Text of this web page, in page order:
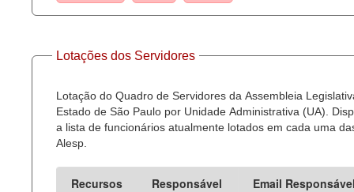
Lotações dos Servidores
Lotação do Quadro de Servidores da Assembleia
Estado de São Paulo por Unidade Administrativa (UA).
a lista de funcionários atualmente lotados em cada uma
Alesp.
Recursos Responsável
Email